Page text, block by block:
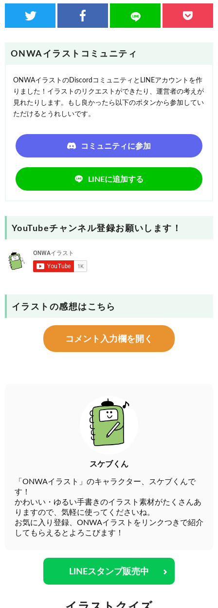
ONWAイラストコミュニティ
ONWAイラストのDiscordコミュニティとLINEアカウントを作
りました！イラストのリクエストができたり、運営者の考えが
見れたりします。もし良かったら以下のボタンから参加してい
ただけるとうれしいです。
コミュニティに参加
LINEに追加する
YouTubeチャンネル登録お願いします！
イラストの感想はこちら
コメント入力欄を開く
スケブくん
「ONWAイラスト」のキャラクター、スケブくんで
す！
かわいい・ゆるい手書きのイラスト素材がたくさんあ
りますので、気軽に使ってくださいね。
お気に入り登録、ONWAイラストをリンクつきで紹介
してもらえるとよろこびます！
LINEスタンプ販売中